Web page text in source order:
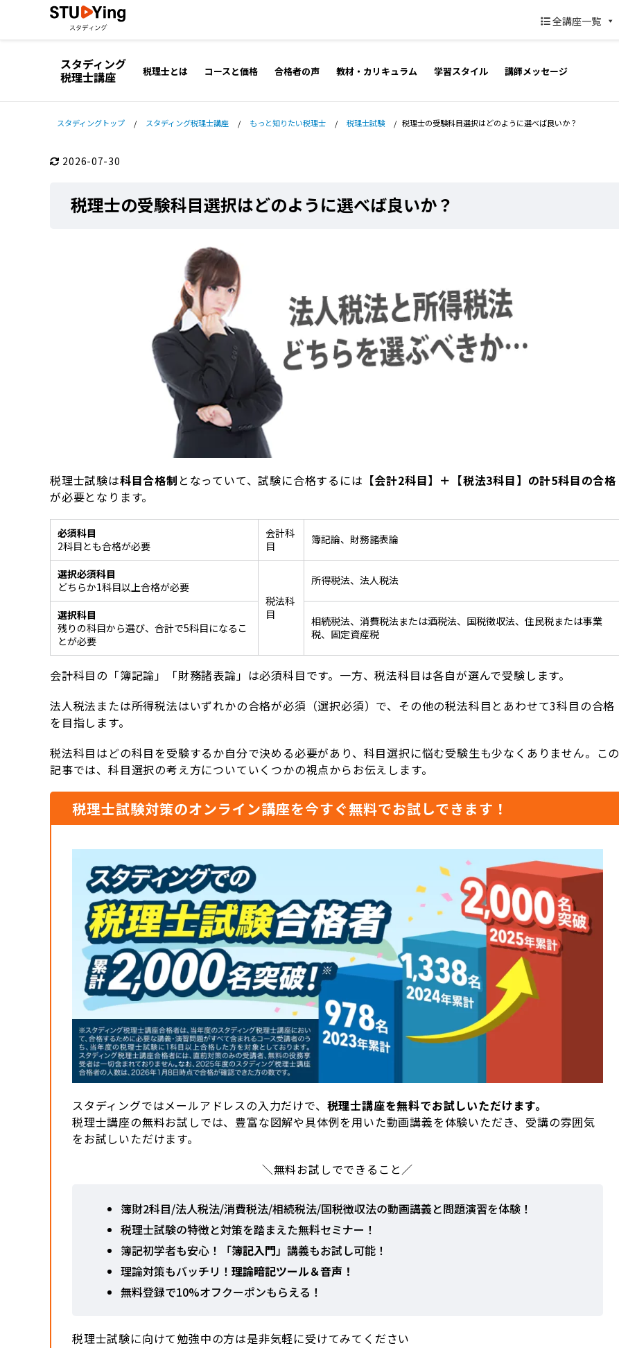
全講座一覧
スタディング
税理士講座 税理士とは コースと価格 合格者の声 教材・カリキュラム 学習スタイル 講師メッセージ
スタディングトップ / スタディング税理士講座 / もっと知りたい税理士 / 税理士試験 / 税理士の受験科目選択はどのように選べば良いか？
2026-07-30
税理士の受験科目選択はどのように選べば良いか？
税理士試験は科目合格制 となっていて、試験に合格するには 【会計2科目】＋【税法3科目】の計5科目の合格
が必要となります。
必須科目
2科目とも合格が必要
会計科
目
簿記論、財務諸表論
選択必須科目
どちらか1科目以上合格が必要
税法科
目
所得税法、法人税法
選択科目
残りの科目から選び、合計で5科目になるこ
とが必要
相続税法、消費税法または酒税法、国税徴収法、住民税または事業
税、固定資産税
会計科目の「簿記論」「財務諸表論」は必須科目です。一方、税法科目は各自が選んで受験します。
法人税法または所得税法はいずれかの合格が必須（選択必須）で、その他の税法科目とあわせて3科目の合格
を目指します。
税法科目はどの科目を受験するか自分で決める必要があり、科目選択に悩む受験生も少なくありません。この
記事では、科目選択の考え方についていくつかの視点からお伝えします。
税理士試験対策のオンライン講座を今すぐ無料でお試しできます！
スタディングではメールアドレスの入力だけで、 税理士講座を無料でお試しいただけます。
税理士講座の無料お試しでは、豊富な図解や具体例を用いた動画講義を体験いただき、受講の雰囲気
をお試しいただけます。
＼無料お試しでできること／
簿財2科目/法人税法/消費税法/相続税法/国税徴収法の動画講義と問題演習を体験！
税理士試験の特徴と対策を踏まえた無料セミナー！
簿記初学者も安心！「簿記入門」講義もお試し可能！
理論対策もバッチリ！ 理論暗記ツール＆音声！
無料登録で10%オフクーポンもらえる！
税理士試験に向けて勉強中の方は是非気軽に受けてみてください